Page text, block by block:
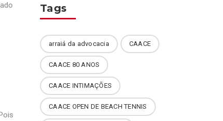
Tags
arraiá da advocacia CAACE
CAACE 80 ANOS
CAACE INTIMAÇÕES
CAACE OPEN DE BEACH TENNIS